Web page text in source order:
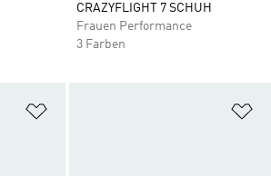
CRAZYFLIGHT 7 SCHUH
Frauen Performance
3 Farben